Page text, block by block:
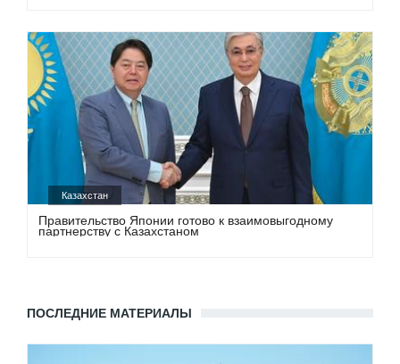
Казахстан
Правительство Японии готово к взаимовыгодному
партнерству с Казахстаном
ПОСЛЕДНИЕ МАТЕРИАЛЫ